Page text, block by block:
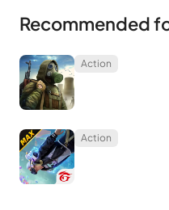
Recommended
Action
Action